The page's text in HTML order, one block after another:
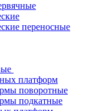
переносные
платформ
поворотные
подкатные